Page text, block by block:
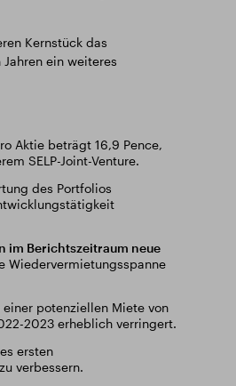
Kernstück das
ein weiteres
Aktie beträgt 16,9 Pence,
SELP-Joint-Venture.
des Portfolios
im Berichtszeitraum neue
Wiedervermietungsspanne
einer potenziellen Miete von
2023 erheblich verringert.
ersten
verbessern.